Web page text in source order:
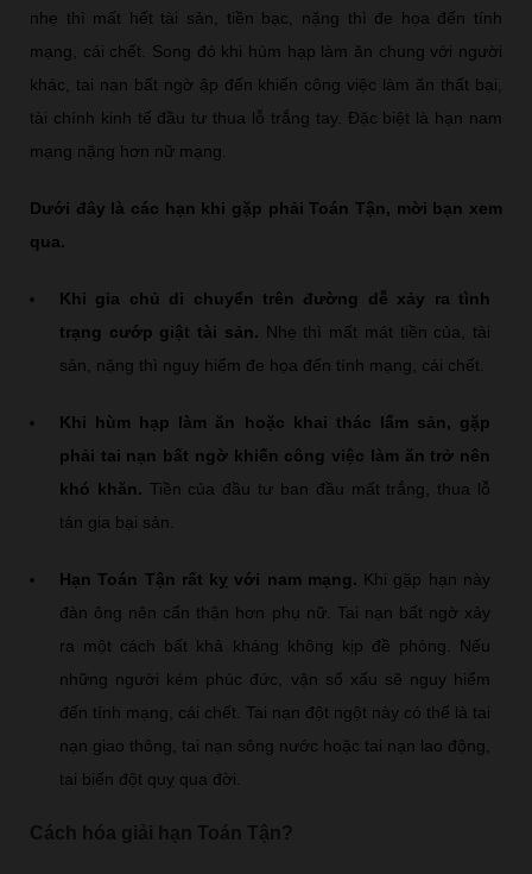
nhẹ thì mất hết tài sản, tiền bạc, nặng thì đe họa đến tính
mạng, cái chết. Song đó khi hùm hạp làm ăn chung với người
khác, tai nạn bất ngờ ập đến khiến công việc làm ăn thất bại,
tài chính kinh tế đầu tư thua lỗ trắng tay. Đặc biệt là hạn nam
mạng nặng hơn nữ mạng.
Dưới đây là các hạn khi gặp phải Toán Tận, mời bạn xem
qua.
Khi gia chủ di chuyển trên đường dễ xảy ra tình
trạng cướp giật tài sản. Nhẹ thì mất mát tiền của, tài
sản, nặng thì nguy hiểm đe họa đến tính mạng, cái chết.
Khi hùm hạp làm ăn hoặc khai thác lấm sản, gặp
phải tai nạn bất ngờ khiến công việc làm ăn trở nên
khó khăn. Tiền của đầu tư ban đầu mất trắng, thua lỗ
tán gia bại sản.
Hạn Toán Tận rất kỵ với nam mạng. Khi gặp hạn này
đàn ông nên cẩn thận hơn phụ nữ. Tai nạn bất ngờ xảy
ra một cách bất khả kháng không kịp đề phòng. Nếu
những người kém phúc đức, vận số xấu sẽ nguy hiểm
đến tính mạng, cái chết. Tai nạn đột ngột này có thể là tai
nạn giao thông, tai nạn sông nước hoặc tai nạn lao động,
tai biến đột quỵ qua đời.
Cách hóa giải hạn Toán Tận?